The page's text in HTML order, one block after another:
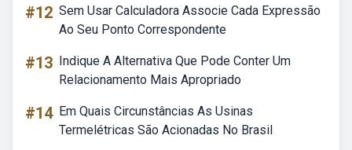
#12 Sem Usar Calculadora Associe Cada Expressão
Ao Seu Ponto Correspondente
#13 Indique A Alternativa Que Pode Conter Um
Relacionamento Mais Apropriado
#14 Em Quais Circunstâncias As Usinas
Termelétricas São Acionadas No Brasil